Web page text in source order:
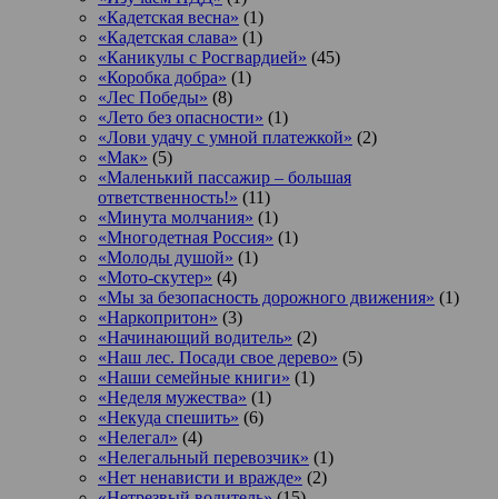
«Кадетская весна» (1)
«Кадетская слава» (1)
«Каникулы с Росгвардией» (45)
«Коробка добра» (1)
«Лес Победы» (8)
«Лето без опасности» (1)
«Лови удачу с умной платежкой» (2)
«Мак» (5)
«Маленький пассажир – большая
ответственность!» (11)
«Минута молчания» (1)
«Многодетная Россия» (1)
«Молоды душой» (1)
«Мото-скутер» (4)
«Мы за безопасность дорожного движения» (1)
«Наркопритон» (3)
«Начинающий водитель» (2)
«Наш лес. Посади свое дерево» (5)
«Наши семейные книги» (1)
«Неделя мужества» (1)
«Некуда спешить» (6)
«Нелегал» (4)
«Нелегальный перевозчик» (1)
«Нет ненависти и вражде» (2)